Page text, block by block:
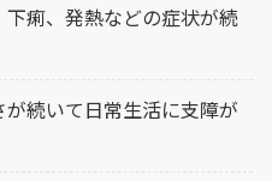
痢、発熱などの症状が続
続いて日常生活に支障が